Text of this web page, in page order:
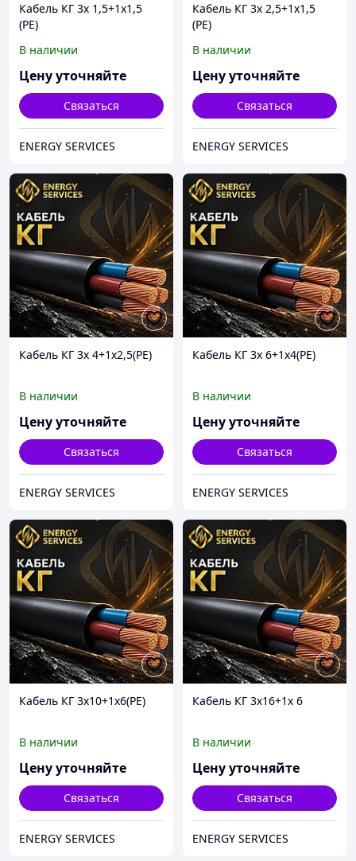
Кабель КГ 3х 1,5+1х1,5
(РЕ)
В наличии
Цену уточняйте
Связаться
ENERGY SERVICES
Кабель КГ 3х 2,5+1х1,5
(РЕ)
В наличии
Цену уточняйте
Связаться
ENERGY SERVICES
Кабель КГ 3х 4+1х2,5(РЕ)
В наличии
Цену уточняйте
Связаться
ENERGY SERVICES
Кабель КГ 3х 6+1х4(РЕ)
В наличии
Цену уточняйте
Связаться
ENERGY SERVICES
Кабель КГ 3х10+1х6(РЕ)
В наличии
Цену уточняйте
Связаться
ENERGY SERVICES
Кабель КГ 3х16+1х 6
В наличии
Цену уточняйте
Связаться
ENERGY SERVICES